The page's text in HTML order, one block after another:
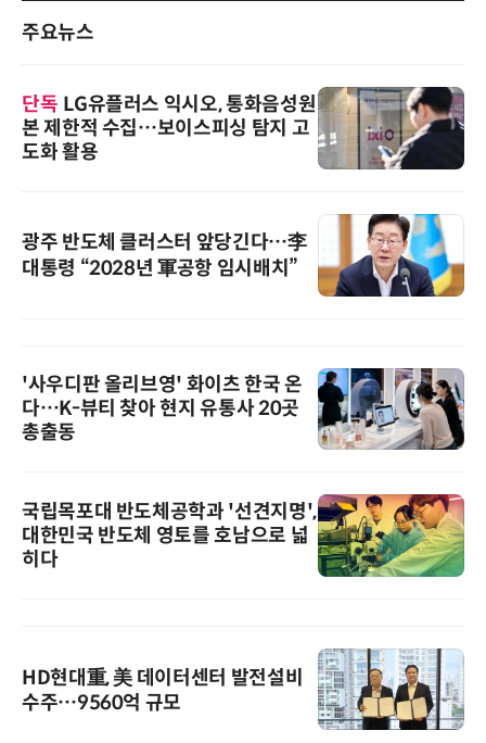
주요뉴스
단독 LG유플러스 익시오, 통화음성원
본 제한적 수집…보이스피싱 탐지 고
도화 활용
광주 반도체 클러스터 앞당긴다…李
대통령 “2028년 軍공항 임시배치”
'사우디판 올리브영' 화이츠 한국 온
다…K-뷰티 찾아 현지 유통사 20곳
총출동
국립목포대 반도체공학과 '선견지명',
대한민국 반도체 영토를 호남으로 넓
히다
HD현대重, 美 데이터센터 발전설비
수주…9560억 규모